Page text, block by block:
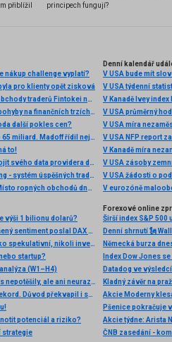
přiblížil
principech fungují?
nákup challenge vyplatí?
pro klienty opět zisková
Léto v plném proudu, trhy také: Top 3 obchody traderů Fintokei na indexech a zlatě
Chamtivost a strach: Největší cenové pohyby na finančních trzích (červenec 2026)
další pokles cen?
Stvořil elitní klub, kde Ameriku obral o 65 miliard. Madoff řídil největší Ponzi dějin
to!
Historická data, kde je získat, jak připojit svého data providera do MultiCharts a proč je budeme potřebovat? (4. díl)
Jak obchodují profíci: Fibonacci trading - systém úspěšných traderů
Burza v LA chtěla sesadit Wall Street. Místo ropných obchodů dnes místem duní basy
Denní kalendář
V USA bude mít
V USA týdenní
V Kanadě Ivey index
V USA průměrný
V USA míra
V USA NFP report
V Kanadě míra
V USA zásoby
V USA žádosti o
V eurozóně
výši 1 bilionu dolarů?
Analýza DAX, Nasdaq, EUR/USD: Zlepšený sentiment poslal DAX na nová maxima
Praktické okénko: Bitcoin aktuálně jako spekulativní, nikoli investiční aktivum
startup?
(W1–H4)
Akciová analýza: Výsledky McDonald’s nepotěšily, ale ani neurazily. Jakou vizi společnost prezentovala?
Akcie Microsoftu zlomily 26 let starý rekord. Důvod překvapil i samotné investory
potenciál a riziko?
strategie
Forexové online
Širší index S&P
Index Dow Jones
Kladný závěr na
ČNB zasedání -